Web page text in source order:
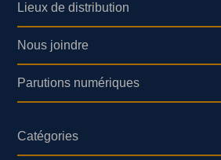
Lieux de distribution
Nous joindre
Parutions numériques
Catégories